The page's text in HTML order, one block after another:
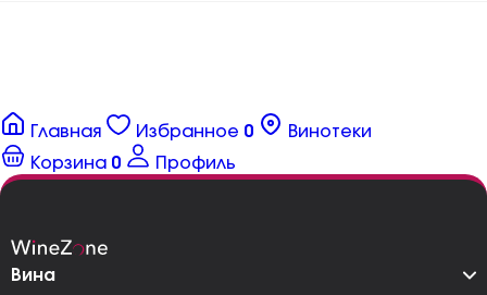
Главная Избранное 0
Винотеки
Корзина 0 Профиль
Вина